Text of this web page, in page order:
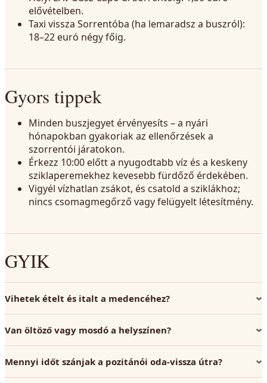
elővételben.
Taxi vissza Sorrentóba (ha lemaradsz a buszról):
18–22 euró négy főig.
Gyors tippek
Minden buszjegyet érvényesíts – a nyári
hónapokban gyakoriak az ellenőrzések a
szorrentói járatokon.
Érkezz 10:00 előtt a nyugodtabb víz és a keskeny
sziklaperemekhez kevesebb fürdőző érdekében.
Vigyél vízhatlan zsákot, és csatold a sziklákhoz;
nincs csomagmegőrző vagy felügyelt létesítmény.
GYIK
Vihetek ételt és italt a medencéhez?
Van öltöző vagy mosdó a helyszínen?
Mennyi időt szánjak a pozitánói oda-vissza útra?